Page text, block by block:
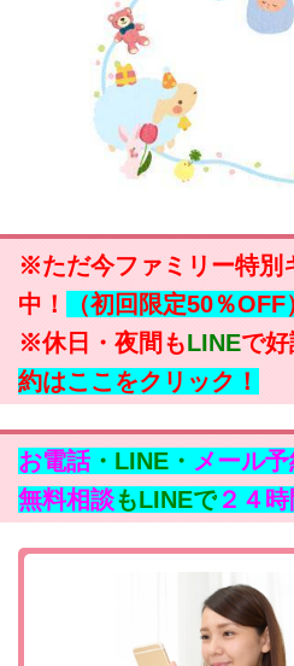
※ただ今ファミリー特別
中！
（初回限定50％OFF
※休日・夜間もLINEで
約はここをクリック！
お電話 ・LINE・ メール
無料相談もLINEで ２４時